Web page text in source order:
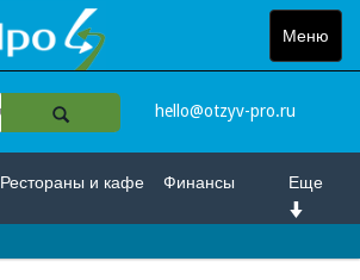
Меню
Toggle
hello@otzyv-pro.ru
Еще
Рестораны и кафе Финансы